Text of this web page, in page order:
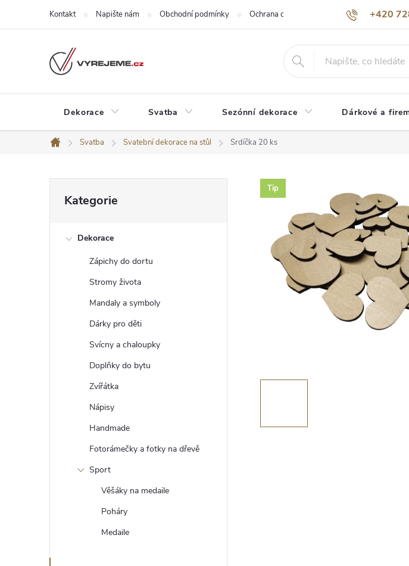
+420
Kontakt Napište nám Obchodní podmínky Ochrana osobních údajů O nás
Dekorace Svatba Sezónní dekorace Dárkové a
Domů
Svatba Svatební dekorace na stůl Srdíčka 20 ks
e
kategorie
Kategorie
Dekorace
Zápichy do dortu
Stromy života
Mandaly a symboly
Dárky pro děti
Svícny a chaloupky
Doplňky do bytu
Zvířátka
Nápisy
Handmade
Fotorámečky a fotky na dřevě
Sport
Věšáky na medaile
Poháry
Medaile
Tip